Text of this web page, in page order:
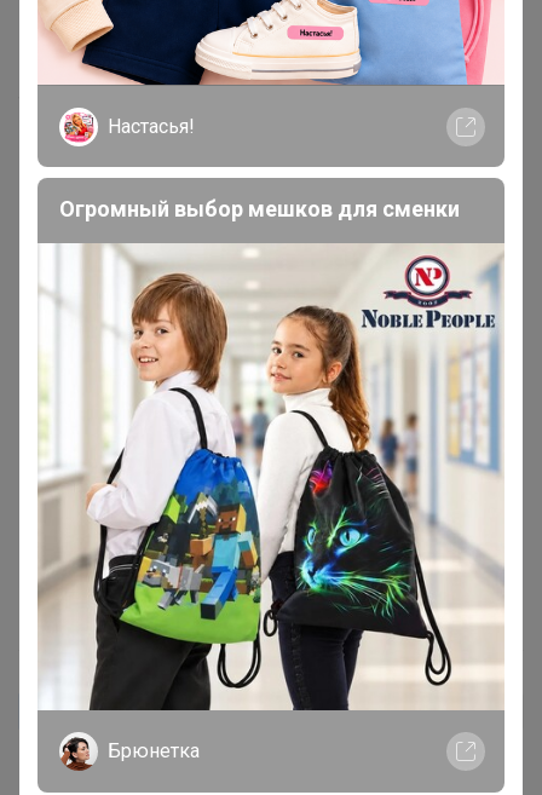
В каждый заказ мы положим праздничную открытку,
на которой вы сможете оставить свои теплые
поздравления - небольшой штрих, делающий момент
А это еще не все! При заказе на сумму от 1200 рублей
вы получите в подарок чай, чтобы сделать ваше
время еще более уютным.
А при заказе от 3500 рублей вас ожидает - фирменная
пачка кофе весом 150г или два пакетика по 100г для
кофейной дегустации
7 февраля, 2024 14:16
rustamova.nata Автор уже получил заказ!
Спасибо за подарочки!
Настасья!
Огромный выбор мешков для сменки
Брюнетка